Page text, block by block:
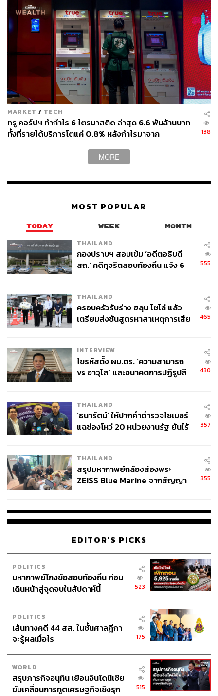
236
จิรันธนิน กมลเลิศ
WEALTH
MARKET / TECH
ทรู คอร์ปฯ ทำกำไร 6 ไตรมาสติด ล่าสุด 6.6 พันล้านบาท
ทั้งที่รายได้บริการโตแค่ 0.8% หลังกำไรมาจาก
138
MORE
MOST POPULAR
TODAY WEEK MONTH
THAILAND
กองปราบฯ สอบเข้ม ‘อดีตอธิบดี
สถ.’ คดีทุจริตสอบท้องถิ่น แจ้ง 6
555
THAILAND
ครอบครัวรับร่าง ฮลุน โซโล่ แล้ว
เตรียมส่งชันสูตรหาสาเหตุการเสีย
465
INTERVIEW
ไขรหัสตั้ง ผบ.ตร. ‘ความสามารถ
vs อาวุโส’ และอนาคตการปฏิรูปสี
430
THAILAND
‘ธนารัตน์’ ให้ปากคำตำรวจไซเบอร์
แฉช่องโหว่ 20 หน่วยงานรัฐ ยันไร้
357
THAILAND
สรุปมหากาพย์กล้องส่องพระ
ZEISS Blue Marine จากสัญญา
จ่ายหนี้-แอบระบุแบรนด์
355
EDITOR'S PICKS
POLITICS
มหากาพย์โกงข้อสอบท้องถิ่น ก่อน
เดินหน้าสู่จุดจบในสัปดาห์นี้
523
POLITICS
เส้นทางคดี 44 สส. ในชั้นศาลฎีกา
จะรู้ผลเมื่อไร
175
WORLD
สรุปภารกิจอนุทิน เยือนอินโดนีเซีย
ขับเคลื่อนการทูตเศรษฐกิจเชิงรุก
515